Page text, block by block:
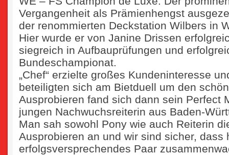
Vergangenheit als Prämienhengst
der renommierten Deckstation Wilbers in
Hier wurde er von Janine Drissen
siegreich in Aufbauprüfungen und
Bundeschampionat.
„Chef“ erzielte großes Kundeninteresse
beteiligten sich am Bietduell um den
Ausprobieren fand sich dann sein Perfect
jungen Nachwuchsreiterin aus Baden-
Man sah sowohl Pony wie auch Reiterin
Ausprobieren an und wir sind sicher, dass
erfolgsversprechendes Paar